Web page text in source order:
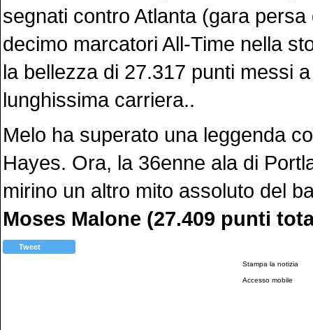
segnati contro Atlanta (gara
decimo marcatori All-Time nella
la bellezza di 27.317 punti messi
lunghissima carriera..
Melo ha superato una leggenda
Hayes. Ora, la 36enne ala di
mirino un altro mito assoluto del
Moses Malone (27.409 punti
Tweet
Stampa la notizia
Accesso mobile